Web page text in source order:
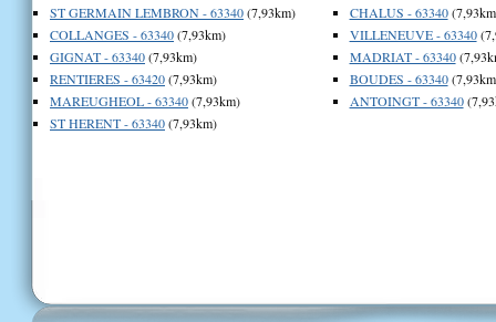
ST GERMAIN LEMBRON - 63340(7,93km)
COLLANGES - 63340(7,93km)
GIGNAT - 63340(7,93km)
RENTIERES - 63420(7,93km)
MAREUGHEOL - 63340(7,93km)
ST HERENT - 63340(7,93km)
CHALUS - 63340
VILLENEUVE - 63340
MADRIAT - 63340
BOUDES - 63340
ANTOINGT - 63340